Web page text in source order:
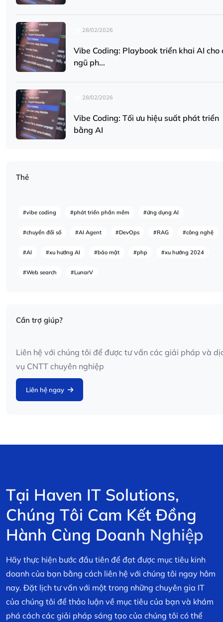
28/02/2026
Vibe Coding: Playbook triển khai AI cho
ngũ ph...
28/02/2026
Vibe Coding: Tối ưu hiệu suất phát triển
bằng AI
Thẻ
#vibe coding #phát triển phần mềm #ứng dụng AI
#chuyển đổi số #AI Agent #DevOps #RAG #công nghệ
#AI #xu hướng AI #bảo mật #php #xu hướng 2024
#Web search #LunarV
Cần trợ giúp?
Liên hệ với chúng tôi để được tư vấn các giải pháp và
vụ CNTT chuyên nghiệp
Liên hệ ngay
Tại Haven IT Solutions,
Chúng Tôi Cam Kết Đồng
Hành Cùng Doanh Nghiệp
Hãy thực hiện bước đầu tiên để đạt được mục tiêu kinh
doanh của bạn bằng cách liên hệ với chúng tôi ngay hôm
nay. Đặt lịch tư vấn với một trong những chuyên gia IT
của chúng tôi để thảo luận về mục tiêu của bạn và khám
phá cách các giải pháp sáng tạo của chúng tôi có thể